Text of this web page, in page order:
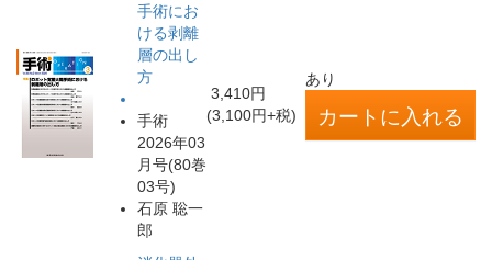
手術にお
ける剥離
層の出し
方
手術
2026年03
月号(80巻
03号)
石原 聡一
郎
3,410円
(3,100円+税)
あり